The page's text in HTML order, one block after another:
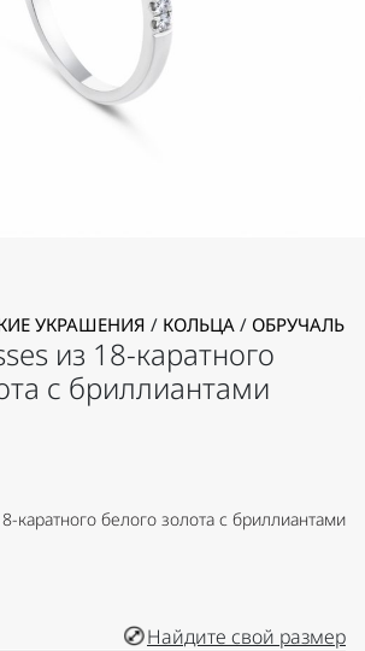
УКРАШЕНИЯ / КОЛЬЦА /
из 18-каратного
с бриллиантами
каратного белого золота с бриллиантами
Найдите свой размер